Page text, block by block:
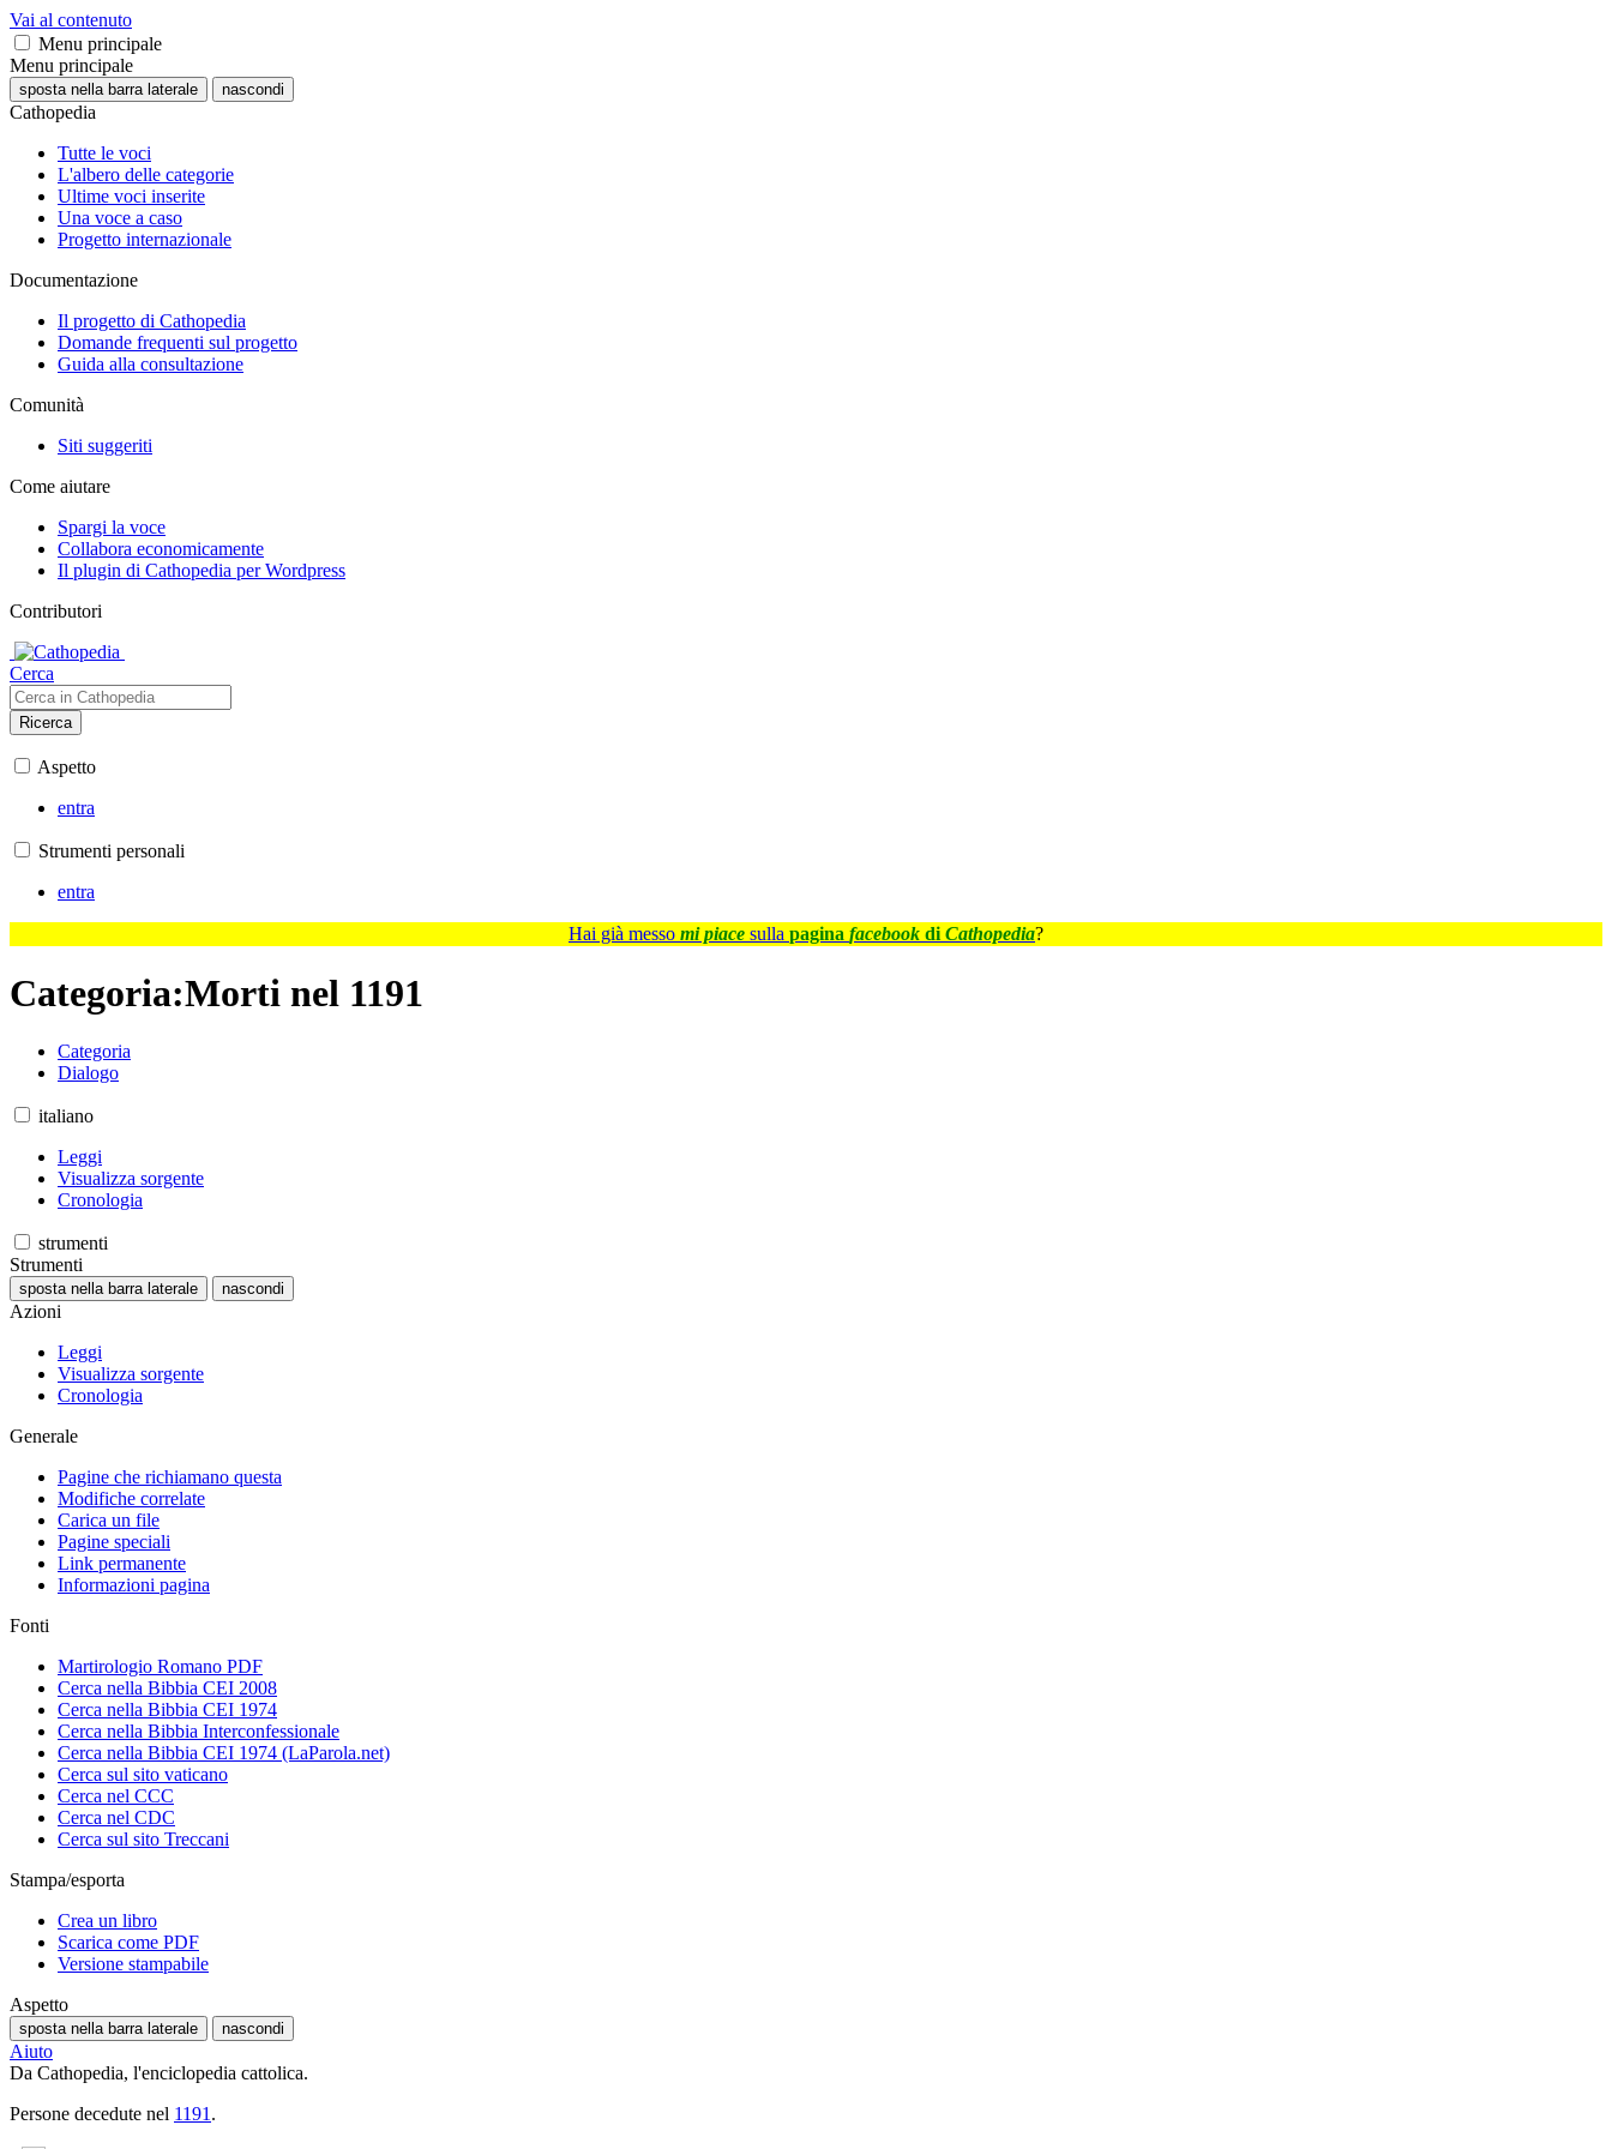
Vai al contenuto
Menu principale
Menu principale
sposta nella barra laterale nascondi
Cathopedia
Tutte le voci
L'albero delle categorie
Ultime voci inserite
Una voce a caso
Progetto internazionale
Documentazione
Il progetto di Cathopedia
Domande frequenti sul progetto
Guida alla consultazione
Comunità
Siti suggeriti
Come aiutare
Spargi la voce
Collabora economicamente
Il plugin di Cathopedia per Wordpress
Contributori
Cerca
Ricerca
Aspetto
entra
Strumenti personali
entra
Hai già messo mi piace sulla pagina facebook di Cathopedia?
Categoria:Morti nel 1191
Categoria
Dialogo
italiano
Leggi
Visualizza sorgente
Cronologia
strumenti
Strumenti
sposta nella barra laterale nascondi
Azioni
Leggi
Visualizza sorgente
Cronologia
Generale
Pagine che richiamano questa
Modifiche correlate
Carica un file
Pagine speciali
Link permanente
Informazioni pagina
Fonti
Martirologio Romano PDF
Cerca nella Bibbia CEI 2008
Cerca nella Bibbia CEI 1974
Cerca nella Bibbia Interconfessionale
Cerca nella Bibbia CEI 1974 (LaParola.net)
Cerca sul sito vaticano
Cerca nel CCC
Cerca nel CDC
Cerca sul sito Treccani
Stampa/esporta
Crea un libro
Scarica come PDF
Versione stampabile
Aspetto
sposta nella barra laterale nascondi
Aiuto
Da Cathopedia, l'enciclopedia cattolica.
Persone decedute nel 1191.